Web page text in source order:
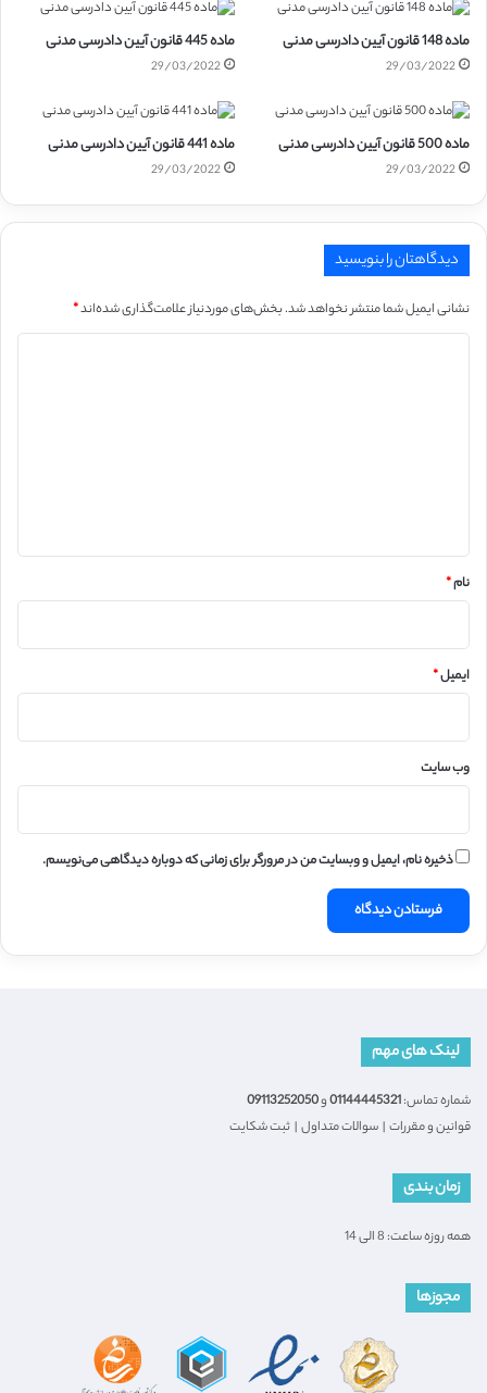
ماده 148 قانون آیین دادرسی مدنی
29/03/2022
ماده 445 قانون آیین دادرسی مدنی
29/03/2022
ماده 500 قانون آیین دادرسی مدنی
29/03/2022
ماده 441 قانون آیین دادرسی مدنی
29/03/2022
دیدگاهتان را بنویسید
نشانی ایمیل شما منتشر نخواهد شد.بخش‌های موردنیاز علامت‌گذاری شده‌اند*
نام*
ایمیل*
وب‌ سایت
ذخیره نام، ایمیل و وبسایت من در مرورگر برای زمانی که دوباره دیدگاهی می‌نویسم.
لینک های مهم
شماره تماس:01144445321و09113252050
قوانین و مقررات | سوالات متداول | ثبت شکایت
زمان بندی
همه روزه ساعت: 8 الی 14
مجوزها